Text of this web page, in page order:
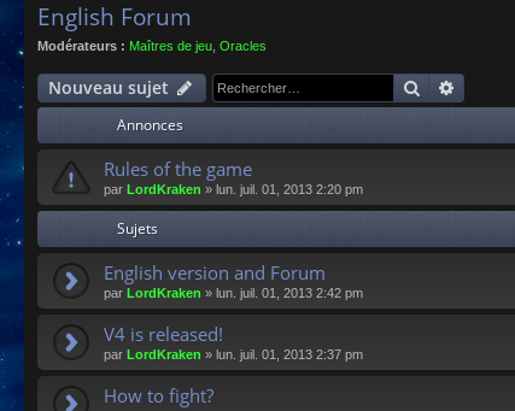
s
English Forum
Modérateurs : Maîtres de jeu Oracles
Nouveau sujet Rechercher
Annonces
Rules of the game
par LordKraken » lun. juil. 01, 2013 2:20 pm
Sujets
English version and Forum
par LordKraken » lun. juil. 01, 2013 2:42 pm
V4 is released!
par LordKraken » lun. juil. 01, 2013 2:37 pm
How to fight?